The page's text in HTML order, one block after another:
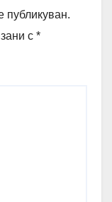
с *